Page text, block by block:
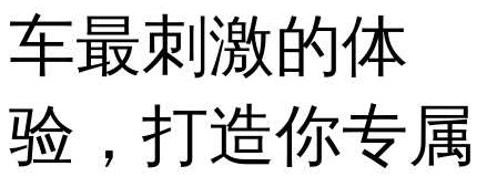
车最刺激的体
验，打造你专属